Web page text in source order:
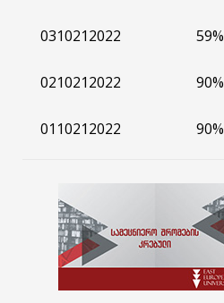
0310212022 59%
0210212022 90%
0110212022 90%